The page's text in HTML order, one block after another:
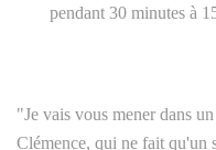
pendant 30 minutes à
"Je vais vous mener dans
Clémence, qui ne fait qu'un